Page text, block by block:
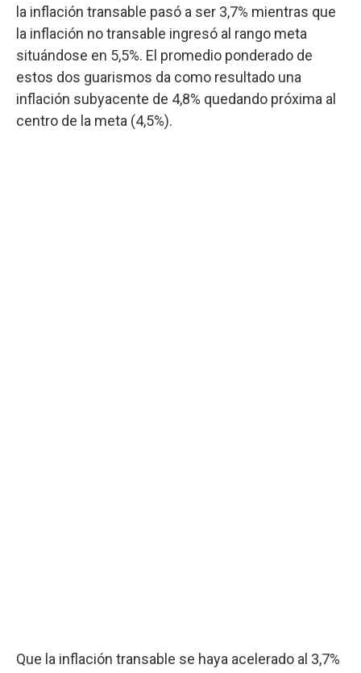
la inflación transable pasó a ser 3,7% mientras que
la inflación no transable ingresó al rango meta
situándose en 5,5%. El promedio ponderado de
estos dos guarismos da como resultado una
inflación subyacente de 4,8% quedando próxima al
centro de la meta (4,5%).
Que la inflación transable se haya acelerado al 3,7%